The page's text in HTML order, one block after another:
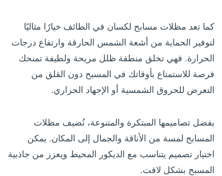
كما تعد مظلات مسابح لكسان في الطائف خيارًا مثاليًا
لتوفير الحماية من أشعة الشمس الحارقة وارتفاع درجات
الحرارة. فهي تخلق منطقة ظلل مريحة ولطيفة تمنحك
فرصة للاستمتاع بأوقاتك في المسبح دون القلق من
التعرض للحروق الشمسية أو الإجهاد الحراري.
بفضل تصاميمها المبتكرة والمتنوعة، تُضيف مظلات
المسابح لمسة من الأناقة والجمال إلى المكان. يمكن
اختيار تصميم يتناسب مع الديكور المحيط ويعزز من جاذبية
المسبح بشكل لافت.